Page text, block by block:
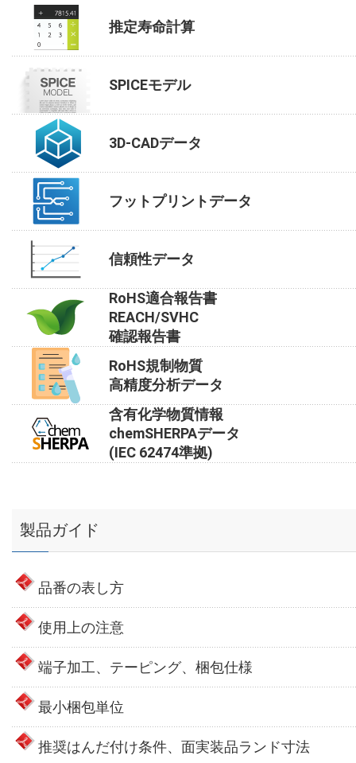
推定寿命計算
SPICEモデル
3D-CADデータ
フットプリントデータ
信頼性データ
RoHS適合報告書
REACH/SVHC
確認報告書
RoHS規制物質
高精度分析データ
含有化学物質情報
chemSHERPAデータ
(IEC 62474準拠)
製品ガイド
品番の表し方
使用上の注意
端子加工、テーピング、梱包仕様
最小梱包単位
推奨はんだ付け条件、面実装品ランド寸法